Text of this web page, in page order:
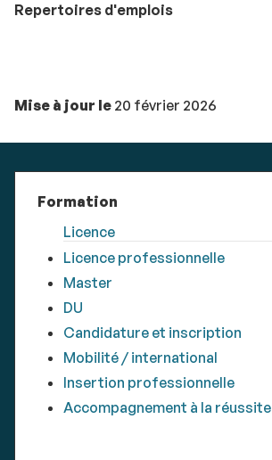
Repertoires d'emplois
Mise à jour le 20 février 2026
Formation
Licence
Licence professionnelle
Master
DU
Candidature et inscription
Mobilité / international
Insertion professionnelle
Accompagnement à la réussite